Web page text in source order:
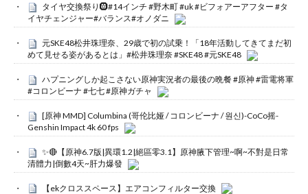
タイヤ交換祭り🛞#14インチ #野木町 #uk #ビフォアーアフター #タ
イヤチェンジャー#バランス#オノダニ
元SKE48松井珠理奈、29歳で初の試乗！「18年活動してきてまだ初
めて見せる姿があるとは」#松井珠理奈 #SKE48 #元SKE48
ハプニングしか起こさない原神実況者の最後の晩餐 #原神 #雷電将軍
#コロンビーナ #七七 #原神ガチャ
[原神 MMD] Columbina (哥伦比娅 / コロンビーナ / 원신)-CoCo摇-
Genshin Impact 4k 60 fps
✨🔴【原神6.7版|異環1.2|絕區零3.1】原神腋下管理~啊~不對是日常
清體力|倒數4天~肝力爆發
【ekクロススペース】エアコンフィルター交換